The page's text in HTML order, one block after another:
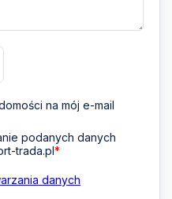
na mój e-mail
podanych danych
trada.pl*
danych